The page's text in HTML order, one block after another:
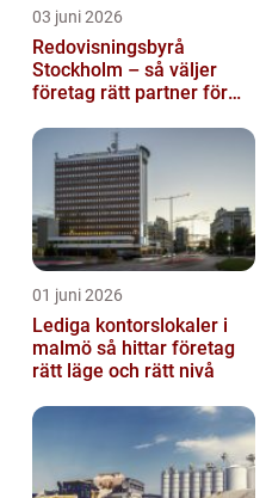
03 juni 2026
Redovisningsbyrå
Stockholm – så väljer
företag rätt partner för
01 juni 2026
Lediga kontorslokaler i
malmö så hittar företag
rätt läge och rätt nivå